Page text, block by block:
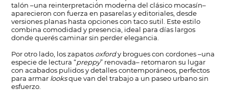
talón –una reinterpretación moderna del clásico mocasín–
aparecieron con fuerza en pasarelas y editoriales, desde
versiones planas hasta opciones con taco sutil. Este estilo
combina comodidad y presencia, ideal para días largos
donde querés caminar sin perder elegancia.
Por otro lado, los zapatos oxfordy brogues con cordones –una
especie de lectura “preppy” renovada– retomaron su lugar
con acabados pulidos y detalles contemporáneos, perfectos
para armar looksque van del trabajo a un paseo urbano sin
esfuerzo.